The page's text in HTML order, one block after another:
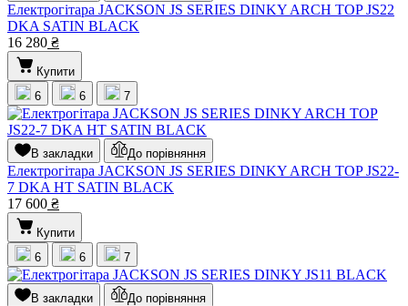
Електрогітара JACKSON JS SERIES DINKY ARCH TOP JS22
DKA SATIN BLACK
16 280 ₴
Купити
6
6 7
В закладки До порівняння
Електрогітара JACKSON JS SERIES DINKY ARCH TOP JS22-
7 DKA HT SATIN BLACK
17 600 ₴
Купити
6
6 7
В закладки До порівняння